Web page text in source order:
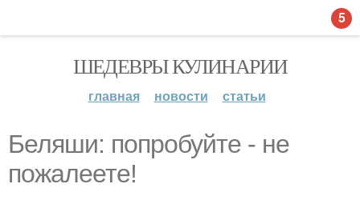
ШЕДЕВРЫ КУЛИНАРИИ
главная новости статьи
Беляши: попробуйте - не
пожалеете!
5